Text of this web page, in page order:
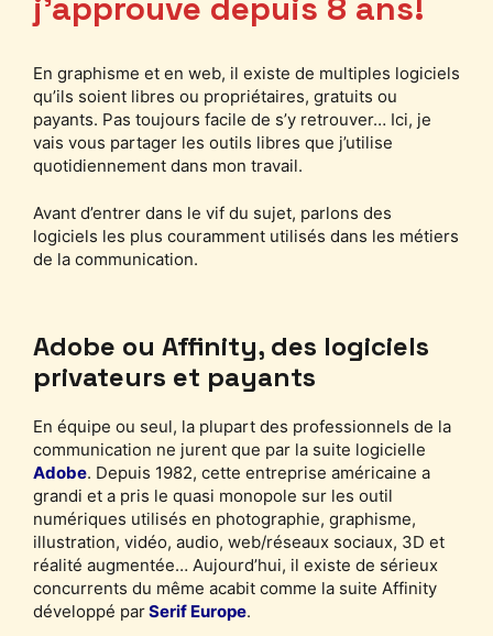
En graphisme et en web, il existe de multiples logiciels
qu’ils soient libres ou propriétaires, gratuits ou
payants. Pas toujours facile de s’y retrouver… Ici, je
vais vous partager les outils libres que j’utilise
quotidiennement dans mon travail.
Avant d’entrer dans le vif du sujet, parlons des
logiciels les plus couramment utilisés dans les métiers
de la communication.
Adobe ou Affinity, des logiciels
privateurs et payants
En équipe ou seul, la plupart des professionnels de la
communication ne jurent que par la suite logicielle
Adobe. Depuis 1982, cette entreprise américaine a
grandi et a pris le quasi monopole sur les outil
numériques utilisés en photographie, graphisme,
illustration, vidéo, audio, web/réseaux sociaux, 3D et
réalité augmentée… Aujourd’hui, il existe de sérieux
concurrents du même acabit comme la suite Affinity
développé parSerif Europe.